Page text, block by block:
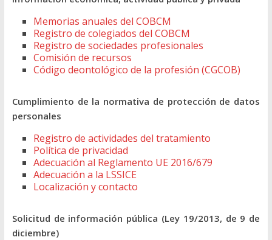
Memorias anuales del COBCM
Registro de colegiados del COBCM
Registro de sociedades profesionales
Comisión de recursos
Código deontológico de la profesión (CGCOB)
Cumplimiento de la normativa de protección de datos
personales
Registro de actividades del tratamiento
Política de privacidad
Adecuación al Reglamento UE 2016/679
Adecuación a la LSSICE
Localización y contacto
Solicitud de información pública (Ley 19/2013, de 9 de
diciembre)